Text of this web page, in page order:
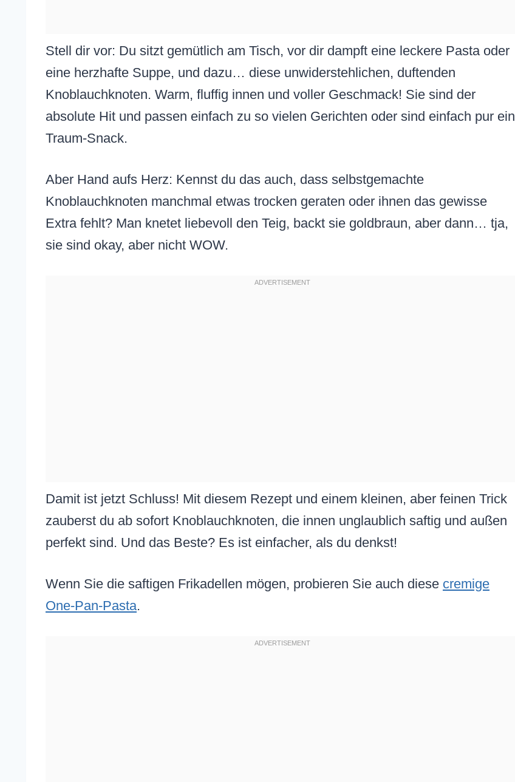
Stell dir vor: Du sitzt gemütlich am Tisch, vor dir dampft eine leckere Pasta oder
eine herzhafte Suppe, und dazu… diese unwiderstehlichen, duftenden
Knoblauchknoten. Warm, fluffig innen und voller Geschmack! Sie sind der
absolute Hit und passen einfach zu so vielen Gerichten oder sind einfach pur ein
Traum-Snack.
Aber Hand aufs Herz: Kennst du das auch, dass selbstgemachte
Knoblauchknoten manchmal etwas trocken geraten oder ihnen das gewisse
Extra fehlt? Man knetet liebevoll den Teig, backt sie goldbraun, aber dann… tja,
sie sind okay, aber nicht WOW.
Damit ist jetzt Schluss! Mit diesem Rezept und einem kleinen, aber feinen Trick
zauberst du ab sofort Knoblauchknoten, die innen unglaublich saftig und außen
perfekt sind. Und das Beste? Es ist einfacher, als du denkst!
Wenn Sie die saftigen Frikadellen mögen, probieren Sie auch diese cremige
One-Pan-Pasta.